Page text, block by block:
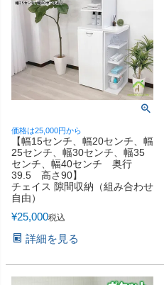
価格は25,000円から
【幅15センチ、幅20センチ、幅
25センチ、幅30センチ、幅35
センチ、幅40センチ 奥行
39.5 高さ90】
チェイス 隙間収納（組み合わせ
自由）
¥25,000税込
詳細を見る